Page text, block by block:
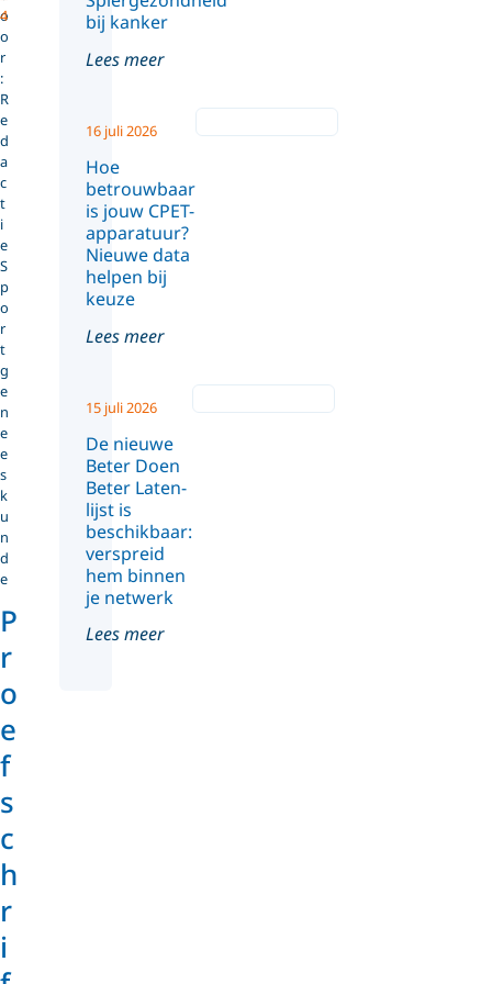
P
r
o
e
f
s
c
h
r
i
o
o
r
:
R
e
d
a
c
t
i
e
S
p
o
r
t
g
e
n
e
e
s
k
u
n
d
e
4
bij kanker
Lees meer
Hoe
betrouwbaar
is jouw CPET-
apparatuur?
Nieuwe data
helpen bij
keuze
16 juli 2026
Lees meer
De nieuwe
Beter Doen
Beter Laten-
lijst is
beschikbaar:
verspreid
hem binnen
je netwerk
15 juli 2026
Lees meer